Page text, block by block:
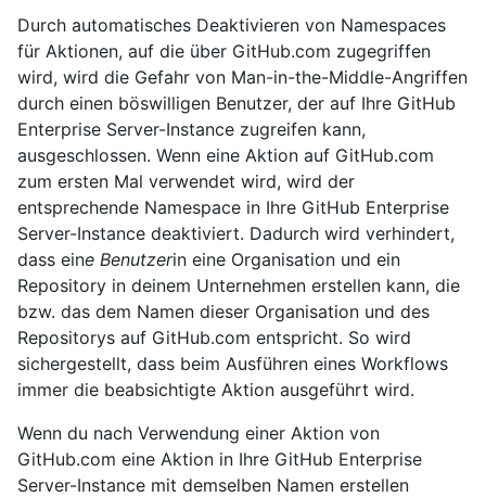
Durch automatisches Deaktivieren von Namespaces
für Aktionen, auf die über GitHub.com zugegriffen
wird, wird die Gefahr von Man-in-the-Middle-Angriffen
durch einen böswilligen Benutzer, der auf Ihre GitHub
Enterprise Server-Instance zugreifen kann,
ausgeschlossen. Wenn eine Aktion auf GitHub.com
zum ersten Mal verwendet wird, wird der
entsprechende Namespace in Ihre GitHub Enterprise
Server-Instance deaktiviert. Dadurch wird verhindert,
dass eine Benutzerin eine Organisation und ein
Repository in deinem Unternehmen erstellen kann, die
bzw. das dem Namen dieser Organisation und des
Repositorys auf GitHub.com entspricht. So wird
sichergestellt, dass beim Ausführen eines Workflows
immer die beabsichtigte Aktion ausgeführt wird.
Wenn du nach Verwendung einer Aktion von
GitHub.com eine Aktion in Ihre GitHub Enterprise
Server-Instance mit demselben Namen erstellen